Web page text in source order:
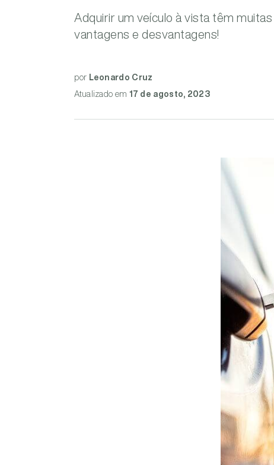
Adquirir um veículo à vista têm
vantagens e desvantagens!
por Leonardo Cruz
Atualizado em 17 de agosto, 2023